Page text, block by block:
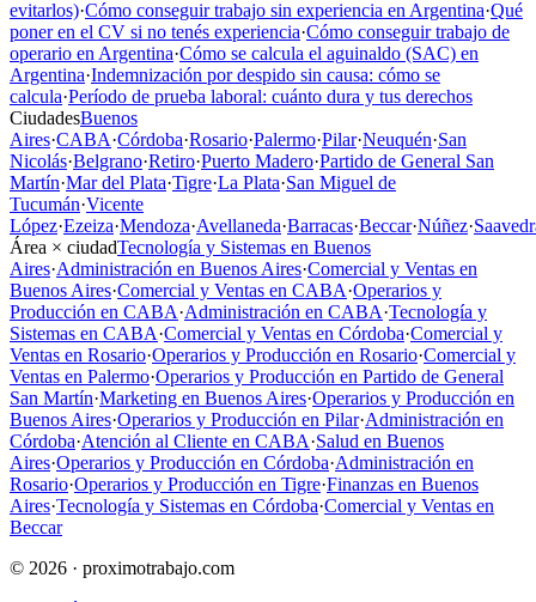
evitarlos)·Cómo conseguir trabajo sin experiencia en Argentina·Qué
poner en el CV si no tenés experiencia·Cómo conseguir trabajo de
operario en Argentina·Cómo se calcula el aguinaldo (SAC) en
Argentina·Indemnización por despido sin causa: cómo se
calcula·Período de prueba laboral: cuánto dura y tus derechos
CiudadesBuenos
Aires·CABA·Córdoba·Rosario·Palermo·Pilar·Neuquén·San
Nicolás·Belgrano·Retiro·Puerto Madero·Partido de General San
Martín·Mar del Plata·Tigre·La Plata·San Miguel de
Tucumán·Vicente
López·Ezeiza·Mendoza·Avellaneda·Barracas·Beccar·Núñez·
Área × ciudadTecnología y Sistemas en Buenos
Aires·Administración en Buenos Aires·Comercial y Ventas en
Buenos Aires·Comercial y Ventas en CABA·Operarios y
Producción en CABA·Administración en CABA·Tecnología y
Sistemas en CABA·Comercial y Ventas en Córdoba·Comercial y
Ventas en Rosario·Operarios y Producción en Rosario·Comercial y
Ventas en Palermo·Operarios y Producción en Partido de General
San Martín·Marketing en Buenos Aires·Operarios y Producción en
Buenos Aires·Operarios y Producción en Pilar·Administración en
Córdoba·Atención al Cliente en CABA·Salud en Buenos
Aires·Operarios y Producción en Córdoba·Administración en
Rosario·Operarios y Producción en Tigre·Finanzas en Buenos
Aires·Tecnología y Sistemas en Córdoba·Comercial y Ventas en
Beccar
© 2026 · proximotrabajo.com